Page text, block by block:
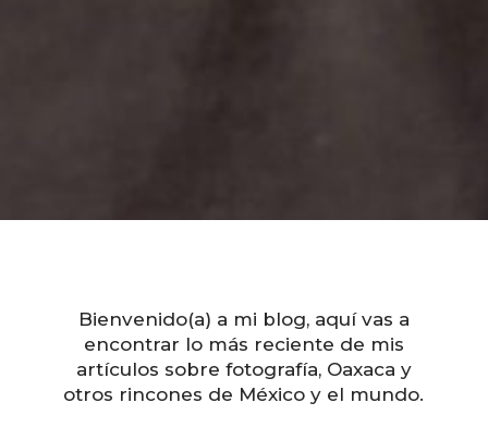
Bienvenido(a) a mi blog, aquí vas a
encontrar lo más reciente de mis
artículos sobre fotografía, Oaxaca y
otros rincones de México y el mundo.